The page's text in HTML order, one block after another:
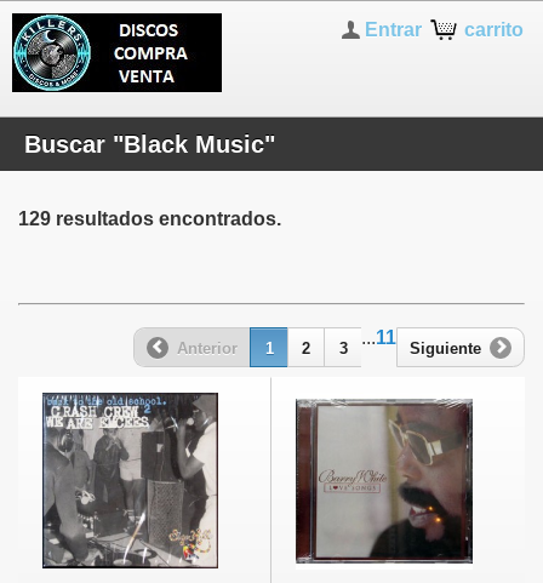
carrito
Entrar
Buscar "Black Music"
129 resultados encontrados.
Anterior 1 2 3
...11
Siguiente